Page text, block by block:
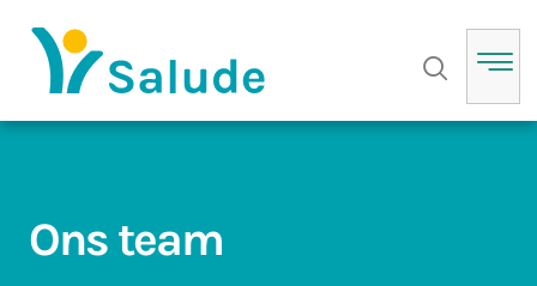
Ons team